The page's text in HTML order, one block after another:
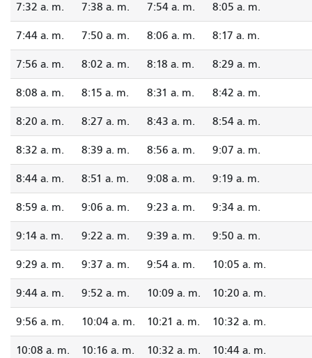
7:32 a. m. 7:38 a. m. 7:54 a. m. 8:05 a. m.
7:44 a. m. 7:50 a. m. 8:06 a. m. 8:17 a. m.
7:56 a. m. 8:02 a. m. 8:18 a. m. 8:29 a. m.
8:08 a. m. 8:15 a. m. 8:31 a. m. 8:42 a. m.
8:20 a. m. 8:27 a. m. 8:43 a. m. 8:54 a. m.
8:32 a. m. 8:39 a. m. 8:56 a. m. 9:07 a. m.
8:44 a. m. 8:51 a. m. 9:08 a. m. 9:19 a. m.
8:59 a. m. 9:06 a. m. 9:23 a. m. 9:34 a. m.
9:14 a. m. 9:22 a. m. 9:39 a. m. 9:50 a. m.
9:29 a. m. 9:37 a. m. 9:54 a. m. 10:05 a. m.
9:44 a. m. 9:52 a. m. 10:09 a. m. 10:20 a. m.
9:56 a. m. 10:04 a. m. 10:21 a. m. 10:32 a. m.
10:08 a. m. 10:16 a. m. 10:32 a. m. 10:44 a. m.